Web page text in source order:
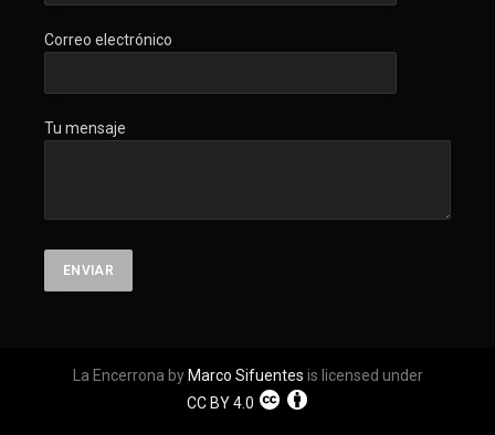
Correo electrónico
Tu mensaje
La Encerrona by Marco Sifuentes is licensed under
CC BY 4.0